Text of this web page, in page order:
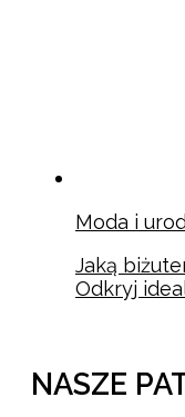
Moda i
Jaką
Odkryj
NASZE